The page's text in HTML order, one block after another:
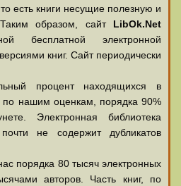
есть книги несущие полезную и
образом, сайт LibOk.Net
бесплатной электронной
книг. Сайт периодически
процент находящихся в
по нашим оценкам, порядка 90%
Электронная библиотека
не содержит дубликатов
порядка 80 тысяч электронных
авторов. Часть книг, по